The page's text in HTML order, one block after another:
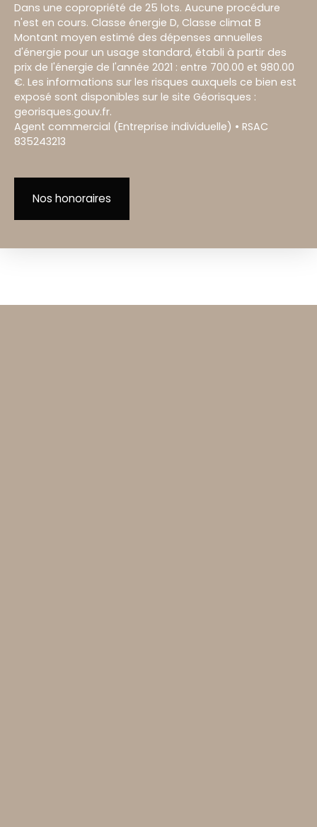
Dans une copropriété de 25 lots. Aucune procédure
n'est en cours. Classe énergie D, Classe climat B
Montant moyen estimé des dépenses annuelles
d'énergie pour un usage standard, établi à partir des
prix de l'énergie de l'année 2021 : entre 700.00 et 980.00
€. Les informations sur les risques auxquels ce bien est
exposé sont disponibles sur le site Géorisques :
georisques.gouv.fr.
Agent commercial (Entreprise individuelle) • RSAC
835243213
Nos honoraires